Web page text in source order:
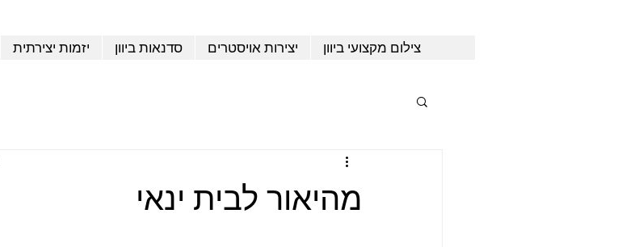
יזמות יצירתית סדנאות ביוון יצירות אויסטרים צילום מקצועי ביוון
מהיאור לבית ינאי